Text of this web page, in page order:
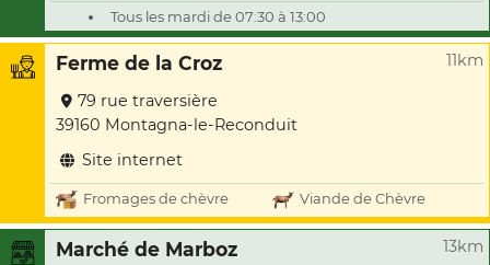
Tous les mardi de 07:30 à 13:00
Ferme de la Croz 11km
79 rue traversière
39160 Montagna-le-Reconduit
Site internet
Fromages de chèvre Viande de Chèvre
Marché de Marboz 13km